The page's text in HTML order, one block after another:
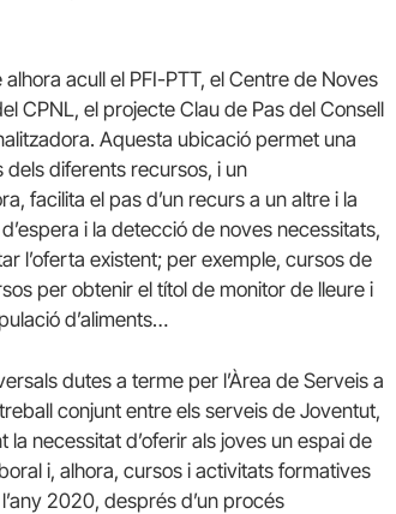
alhora acull el PFI-PTT, el Centre de Noves
CPNL, el projecte Clau de Pas del Consell
Aquesta ubicació permet una
diferents recursos, i un
facilita el pas d’un recurs a un altre i la
i la detecció de noves necessitats,
l’oferta existent; per exemple, cursos de
per obtenir el títol de monitor de lleure i
d’aliments…
dutes a terme per l’Àrea de Serveis a
conjunt entre els serveis de Joventut,
la necessitat d’oferir als joves un espai de
i, alhora, cursos i activitats formatives
2020, després d’un procés